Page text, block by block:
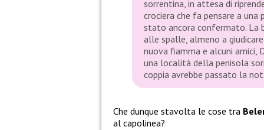
sorrentina, in attesa di
crociera che fa pensare a
stato ancora confermato. La
alle spalle, almeno a
nuova fiamma e alcuni amici,
una località della penisola
coppia avrebbe passato la
Che dunque stavolta le cose tra
al capolinea?